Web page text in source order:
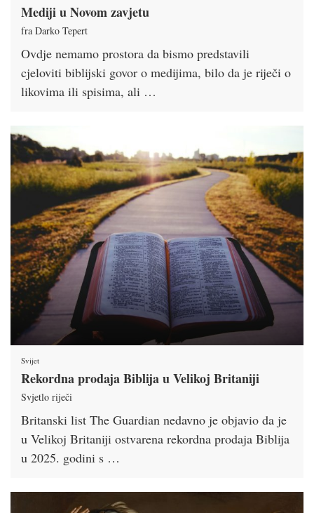
Mediji u Novom zavjetu
fra Darko Tepert
Ovdje nemamo prostora da bismo predstavili
cjeloviti biblijski govor o medijima, bilo da je riječi o
likovima ili spisima, ali …
Svijet
Rekordna prodaja Biblija u Velikoj Britaniji
Svjetlo riječi
Britanski list The Guardian nedavno je objavio da je
u Velikoj Britaniji ostvarena rekordna prodaja Biblija
u 2025. godini s …